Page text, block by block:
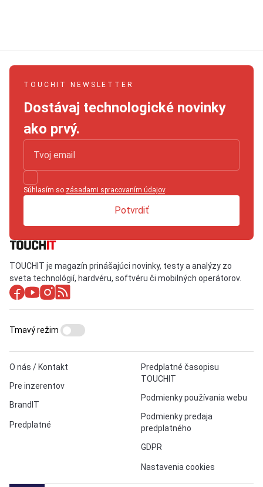
TOUCHIT NEWSLETTER
Dostávaj technologické novinky
ako prvý.
Súhlasím so zásadami spracovaním údajov.
Potvrdiť
TOUCHIT je magazín prinášajúci novinky, testy a analýzy zo
sveta technológií, hardvéru, softvéru či mobilných operátorov.
O nás / Kontakt
Pre inzerentov
BrandIT
Predplatné
Predplatné časopisu
TOUCHIT
Podmienky používania webu
Podmienky predaja
predplatného
GDPR
Nastavenia cookies
Tmavý režim